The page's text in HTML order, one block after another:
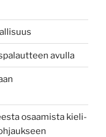
avulla
osaamista kieli-